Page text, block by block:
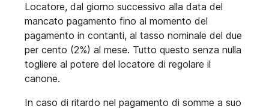
Locatore, dal giorno successivo alla data del
mancato pagamento fino al momento del
pagamento in contanti, al tasso nominale del due
per cento (2%) al mese. Tutto questo senza nulla
togliere al potere del locatore di regolare il
canone.
In caso di ritardo nel pagamento di somme a suo